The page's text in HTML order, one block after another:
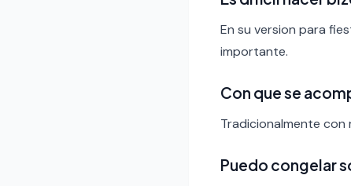
En su version para
importante.
Con que se
Tradicionalmente con
Puedo congelar